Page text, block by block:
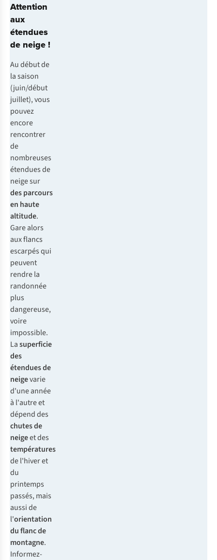
Attention
aux
étendues
de neige !
Au début de
la saison
(juin/début
juillet), vous
pouvez
encore
rencontrer
de
nombreuses
étendues de
neige sur
des parcours
en haute
altitude.
Gare alors
aux flancs
escarpés qui
peuvent
rendre la
randonnée
plus
dangereuse,
voire
impossible.
Lasuperficie
des
étendues de
neigevarie
d'une année
à l'autre et
dépend des
chutes de
neigeet des
températures
de l'hiver et
du
printemps
passés, mais
aussi de
l'orientation
du flanc de
montagne.
Informez-